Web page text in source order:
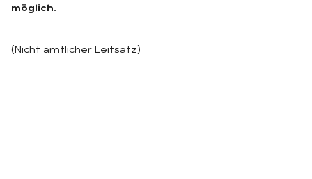
möglich.
(Nicht amtlicher Leitsatz)